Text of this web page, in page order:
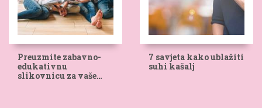
Preuzmite zabavno-
edukativnu
slikovnicu za vaše
7 savjeta kako ublažiti
suhi kašalj